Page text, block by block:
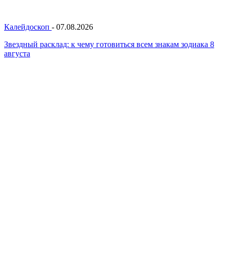
Калейдоскоп - 07.08.2026
Звездный расклад: к чему готовиться всем знакам зодиака 8
августа